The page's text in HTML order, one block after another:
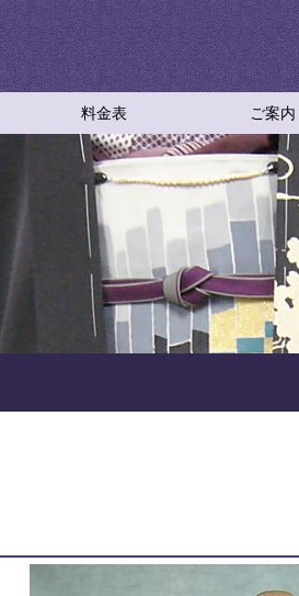
料金表 ご案内
ご依頼方法
採寸について
お仕立て工程
お仕立てＱ＆
仕立て直しＱ